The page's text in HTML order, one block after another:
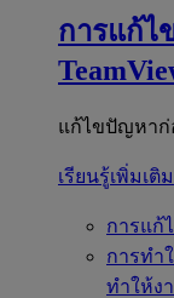
การแก้ไ
แก้ไขปัญหาก่
เรียนรู้เพิ่มเติม
การแก้
การทำ
ทำให้ง